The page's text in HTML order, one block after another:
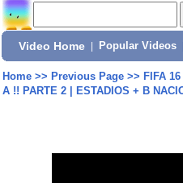
Video Home Popular Videos
Home>> Previous Page>> FIFA
A !! PARTE 2 | ESTADIOS + B